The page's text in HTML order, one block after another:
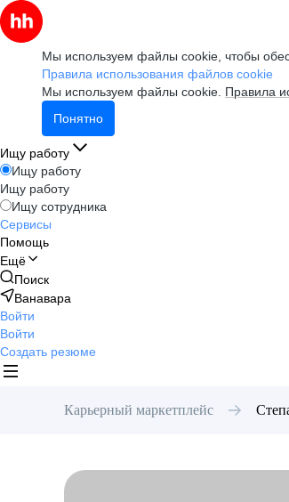
Мы используем файлы cookie, чтобы
Правила использования файлов cookie
Мы используем файлы cookie. Правила
Понятно
Ищу работу
Ищу работу
Ищу работу
Ищу сотрудника
Сервисы
Помощь
Ещё
Поиск
Ванавара
Войти
Войти
Создать резюме
Карьерный маркетплейс